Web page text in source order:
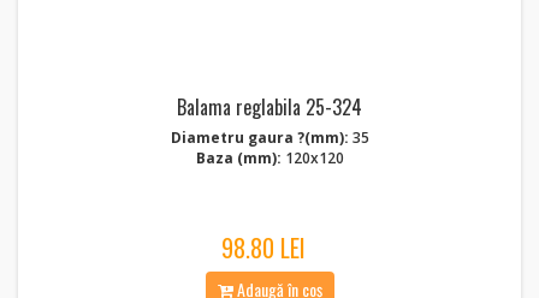
Balama reglabila 25-324
Diametru gaura ?(mm): 35
Baza (mm): 120x120
98.80 LEI
Adaugă în coș